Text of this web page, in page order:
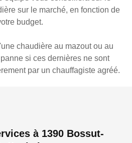
sur le marché, en fonction de
budget.
chaudière au mazout ou au
si ces dernières ne sont
par un chauffagiste agréé.
à 1390 Bossut-